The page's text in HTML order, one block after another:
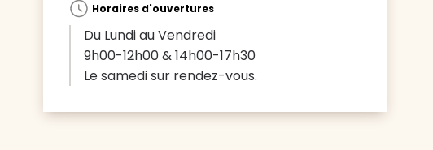
Horaires d'ouvertures
Du Lundi au Vendredi
9h00-12h00 & 14h00-17h30
Le samedi sur rendez-vous.